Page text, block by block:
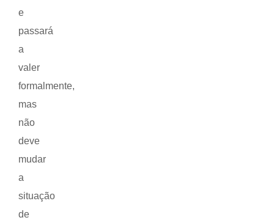
e
passará
a
valer
formalmente,
mas
não
deve
mudar
a
situação
de